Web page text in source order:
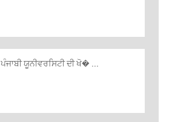
ਪੰਜਾਬੀ ਯੂਨੀਵਰਸਿਟੀ ਦੀ ਖੋ� ...